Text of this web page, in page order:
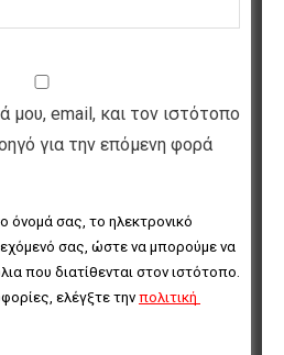
μου, email, και τον ιστότοπο
για την επόμενη φορά
όνομά σας, το ηλεκτρονικό
σας, ώστε να μπορούμε να
που διατίθενται στον ιστότοπο.
ελέγξτε την πολιτική